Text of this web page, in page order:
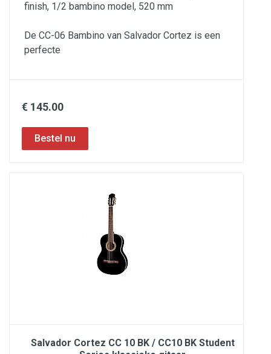
finish, 1/2 bambino model, 520 mm
De CC-06 Bambino van Salvador Cortez is een
perfecte
€ 145.00
Salvador Cortez CC 10 BK / CC10 BK Student